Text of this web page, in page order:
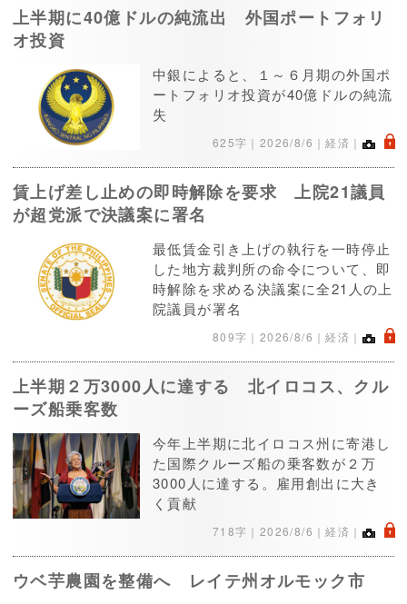
上半期に40億ドルの純流出 外国ポートフォリ
オ投資
中銀によると、１～６月期の外国ポ
ートフォリオ投資が40億ドルの純流
失
625字｜ 2026/8/6 ｜経済｜ .
賃上げ差し止めの即時解除を要求 上院21議員
が超党派で決議案に署名
最低賃金引き上げの執行を一時停止
した地方裁判所の命令について、即
時解除を求める決議案に全21人の上
院議員が署名
809字｜ 2026/8/6 ｜経済｜ .
上半期２万3000人に達する 北イロコス、クル
ーズ船乗客数
今年上半期に北イロコス州に寄港し
た国際クルーズ船の乗客数が２万
3000人に達する。雇用創出に大き
く貢献
718字｜ 2026/8/6 ｜経済｜ .
ウベ芋農園を整備へ レイテ州オルモック市